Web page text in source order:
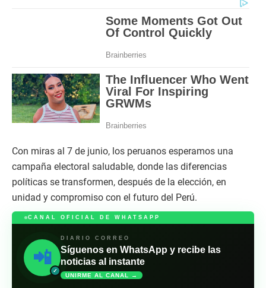
Con miras al 7 de junio, los peruanos esperamos una
campaña electoral saludable, donde las diferencias
políticas se transformen, después de la elección, en
unidad y compromiso con el futuro del Perú.
CANAL OFICIAL DE WHATSAPP
📲
✓
DIARIO CORREO
Síguenos en WhatsApp y recibe las
noticias al instante
UNIRME AL CANAL →